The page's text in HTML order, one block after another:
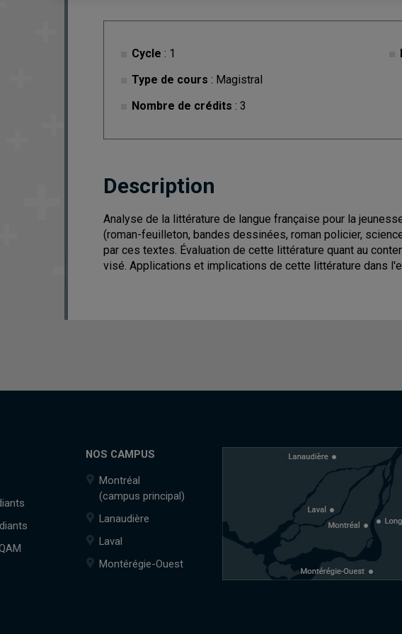
Cycle : 1
Type de cours : Magistral
Nombre de crédits : 3
Description
Analyse de la littérature de langue française pour la
(roman-feuilleton, bandes dessinées, roman policier,
par ces textes. Évaluation de cette littérature quant au
visé. Applications et implications de cette littérature dans
NOS CAMPUS
Montréal
(campus principal)
Lanaudière
Laval
Montérégie-Ouest